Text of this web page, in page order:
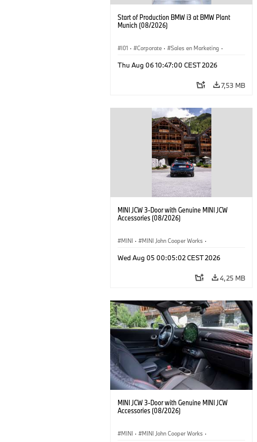
Start of Production BMW i3 at BMW Plant
Munich (08/2026)
I01 · Corporate · Sales en Marketing ·
Thu Aug 06 10:47:00 CEST 2026
7,53 MB
MINI JCW 3-Door with Genuine MINI JCW
Accessories (08/2026)
MINI · MINI John Cooper Works ·
Wed Aug 05 00:05:02 CEST 2026
4,25 MB
MINI JCW 3-Door with Genuine MINI JCW
Accessories (08/2026)
MINI · MINI John Cooper Works ·